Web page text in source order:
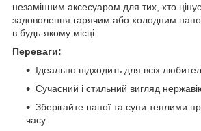
незамінним аксесуаром для тих, хто
задоволення гарячим або холодним
в будь-якому місці.
Переваги:
Ідеально підходить для всіх
Сучасний і стильний вигляд
Зберігайте напої та супи теплими
часу